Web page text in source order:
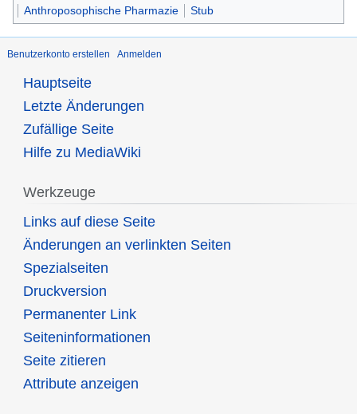
Anthroposophische Pharmazie
Stub
Benutzerkonto erstellen Anmelden
Hauptseite
Letzte Änderungen
Zufällige Seite
Hilfe zu MediaWiki
Werkzeuge
Links auf diese Seite
Änderungen an verlinkten Seiten
Spezialseiten
Druckversion
Permanenter Link
Seiten­informationen
Seite zitieren
Attribute anzeigen